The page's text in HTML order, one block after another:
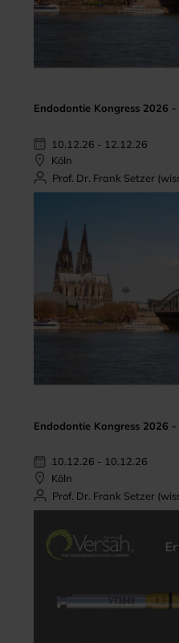
Endodontie Kongress 2026
10.12.26 - 12.12.26
Köln
Prof. Dr. Frank Setzer
Endodontie Kongress 2026 -
10.12.26 - 10.12.26
Köln
Prof. Dr. Frank Setzer